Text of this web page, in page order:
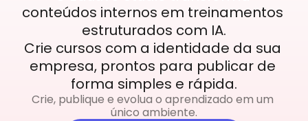
conteúdos internos em treinamentos
estruturados com IA.
Crie cursos com a identidade da sua
empresa, prontos para publicar de
forma simples e rápida.
Crie, publique e evolua o aprendizado em um
único ambiente.